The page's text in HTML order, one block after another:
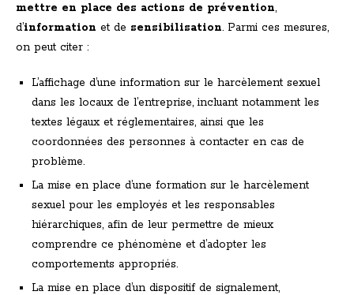
mettre en place des actions de prévention,
d’information et de sensibilisation. Parmi ces mesures,
on peut citer :
L’affichage d’une information sur le harcèlement sexuel
dans les locaux de l’entreprise, incluant notamment les
textes légaux et réglementaires, ainsi que les
coordonnées des personnes à contacter en cas de
problème.
La mise en place d’une formation sur le harcèlement
sexuel pour les employés et les responsables
hiérarchiques, afin de leur permettre de mieux
comprendre ce phénomène et d’adopter les
comportements appropriés.
La mise en place d’un dispositif de signalement,